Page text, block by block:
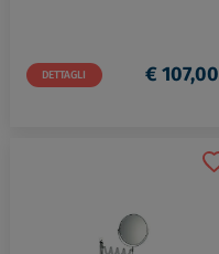
DETTAGLI € 107,00